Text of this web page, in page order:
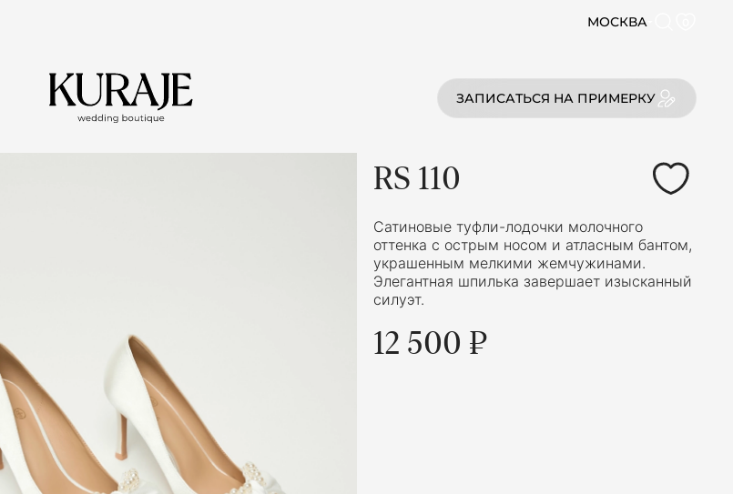
МОСКВА
ЗАПИСАТЬСЯ НА ПРИМЕРКУ
RS 110
Сатиновые туфли-лодочки молочного
оттенка с острым носом и атласным бантом,
украшенным мелкими жемчужинами.
Элегантная шпилька завершает изысканный
силуэт.
12 500 ₽